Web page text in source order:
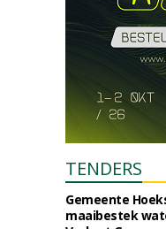
TENDERS
Gemeente
maaibestek